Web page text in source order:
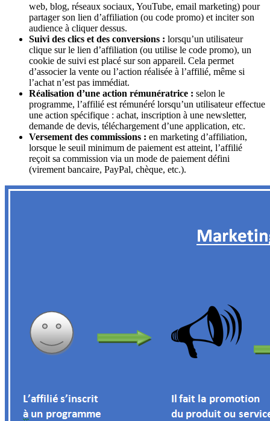
web, blog, réseaux sociaux, YouTube, email marketing) pour
partager son lien d’affiliation (ou code promo) et inciter son
audience à cliquer dessus.
Suivi des clics et des conversions : lorsqu’un utilisateur
clique sur le lien d’affiliation (ou utilise le code promo), un
cookie de suivi est placé sur son appareil. Cela permet
d’associer la vente ou l’action réalisée à l’affilié, même si
l’achat n’est pas immédiat.
Réalisation d’une action rémunératrice : selon le
programme, l’affilié est rémunéré lorsqu’un utilisateur effectue
une action spécifique : achat, inscription à une newsletter,
demande de devis, téléchargement d’une application, etc.
Versement des commissions : en marketing d’affiliation,
lorsque le seuil minimum de paiement est atteint, l’affilié
reçoit sa commission via un mode de paiement défini
(virement bancaire, PayPal, chèque, etc.).